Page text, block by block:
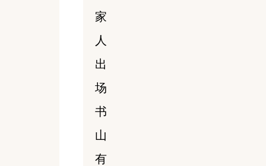
家
人
出
场
书
山
有